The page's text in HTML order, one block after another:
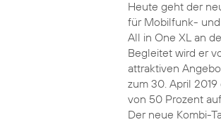
Heute geht der
für Mobilfunk-
All in One XL an
Begleitet wird er
attraktiven
zum 30. April 2019
von 50 Prozent
Der neue Kombi-